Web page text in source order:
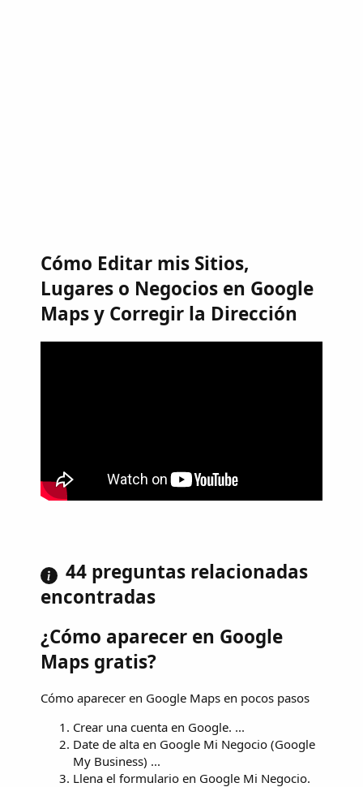
Cómo Editar mis Sitios,
Lugares o Negocios en Google
Maps y Corregir la Dirección
44 preguntas relacionadas
encontradas
¿Cómo aparecer en Google
Maps gratis?
Cómo aparecer en Google Maps en pocos pasos
Crear una cuenta en Google. ...
Date de alta en Google Mi Negocio (Google
My Business) ...
Llena el formulario en Google Mi Negocio.